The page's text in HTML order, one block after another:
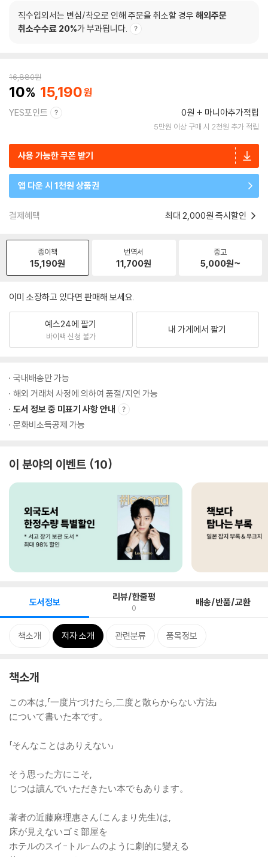
직수입외서는 변심/착오로 인해 주문을 취소할 경우 해외주문
취소수수료 20%가 부과됩니다.
16,880원
10 15,190
YES포인트 0원 마니아추가적립
5만원 이상 구매 시 2천원 추가 적립
사용 가능한 쿠폰 받기
앱 다운 시 1천원 상품권
결제혜택 최대 2,000원 즉시할인
종이책
15,190원
번역서
11,700원
중고
5,000원~
이미 소장하고 있다면 판매해 보세요.
예스24에 팔기
바이백 신청 불가
내 가게에서 팔기
국내배송만 가능
해외 거래처 사정에 의하여 품절/지연 가능
도서 정보 중 미표기 사항 안내
문화비소득공제 가능
이 분야의 이벤트 10
도서정보 리뷰/한줄평
0 배송/반품/교환
책소개 저자 소개 관련분류 품목정보
책소개
この本は,「一度片づけたら,二度と散らからない方法」
について書いた本です。
「そんなことはありえない」
そう思った方にこそ,
じつは讀んでいただきたい本でもあります。
著者の近藤麻理惠さん(こんまり先生)は,
床が見えないゴミ部屋を
ホテルのスイ-トル-ムのように劇的に變える